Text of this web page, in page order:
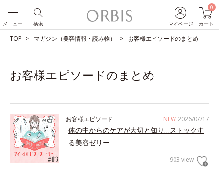
マイページ
0
カート
検索
メニュー
TOP マガジン（美容情報・読み物） お客様エピソードのまとめ
お客様エピソードのまとめ
NEW 2026/07/17
お客様エピソード
体の中からのケアが大切と知り…ストックす
る美容ゼリー
903 view